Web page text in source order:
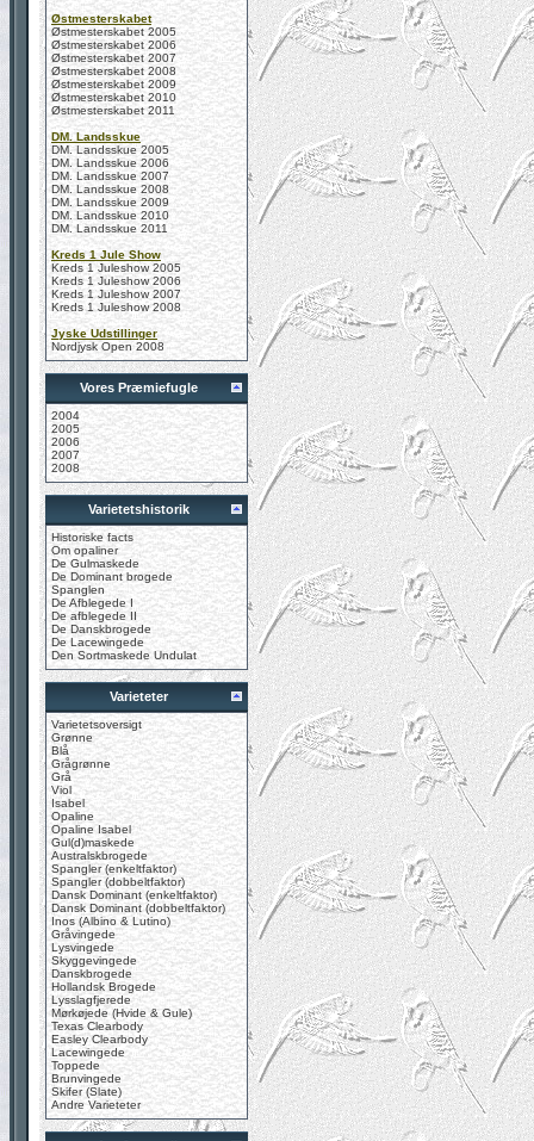
Østmesterskabet
Østmesterskabet 2005
Østmesterskabet 2006
Østmesterskabet 2007
Østmesterskabet 2008
Østmesterskabet 2009
Østmesterskabet 2010
Østmesterskabet 2011
DM. Landsskue
DM. Landsskue 2005
DM. Landsskue 2006
DM. Landsskue 2007
DM. Landsskue 2008
DM. Landsskue 2009
DM. Landsskue 2010
DM. Landsskue 2011
Kreds 1 Jule Show
Kreds 1 Juleshow 2005
Kreds 1 Juleshow 2006
Kreds 1 Juleshow 2007
Kreds 1 Juleshow 2008
Jyske Udstillinger
Nordjysk Open 2008
Vores Præmiefugle
2004
2005
2006
2007
2008
Varietetshistorik
Historiske facts
Om opaliner
De Gulmaskede
De Dominant brogede
Spanglen
De Afblegede I
De afblegede II
De Danskbrogede
De Lacewingede
Den Sortmaskede Undulat
Varieteter
Varietetsoversigt
Grønne
Blå
Grågrønne
Grå
Viol
Isabel
Opaline
Opaline Isabel
Gul(d)maskede
Australskbrogede
Spangler (enkeltfaktor)
Spangler (dobbeltfaktor)
Dansk Dominant (enkeltfaktor)
Dansk Dominant (dobbeltfaktor)
Inos (Albino & Lutino)
Gråvingede
Lysvingede
Skyggevingede
Danskbrogede
Hollandsk Brogede
Lysslagfjerede
Mørkøjede (Hvide & Gule)
Texas Clearbody
Easley Clearbody
Lacewingede
Toppede
Brunvingede
Skifer (Slate)
Andre Varieteter